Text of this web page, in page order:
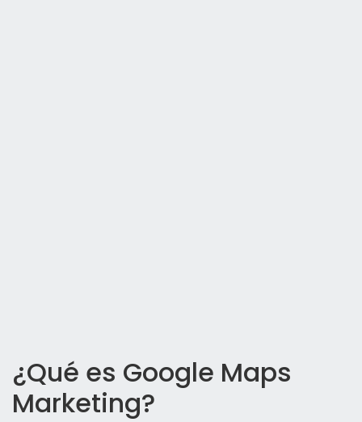
¿Qué es Google Maps
Marketing?